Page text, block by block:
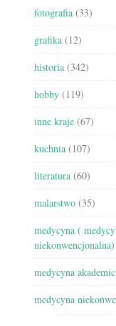
fotografia (33)
grafika (12)
historia (342)
hobby (119)
inne kraje (67)
kuchnia (107)
literatura (60)
malarstwo (35)
medycyna (
niekonwencjonalna)
medycyna
medycyna